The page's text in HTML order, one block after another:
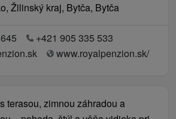
Žilinský kraj, Bytča, Bytča
+421 905 335 533
www.royalpenzion.sk/
terasou, zimnou záhradou a